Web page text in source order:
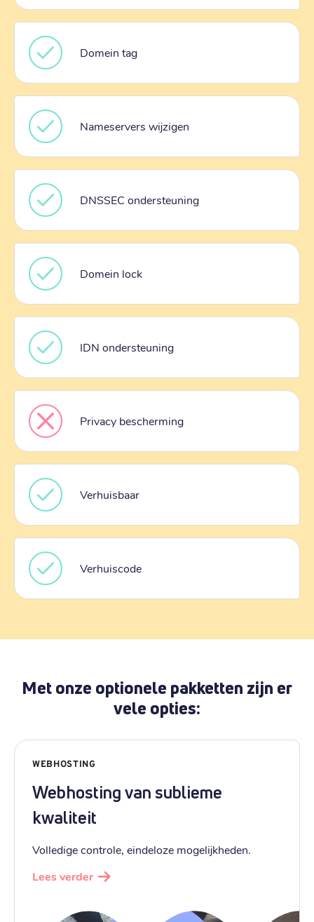
Domein tag
Nameservers wijzigen
DNSSEC ondersteuning
Domein lock
IDN ondersteuning
Privacy bescherming
Verhuisbaar
Verhuiscode
Met onze optionele pakketten zijn er
vele opties:
WEBHOSTING
Webhosting van sublieme
kwaliteit
Volledige controle, eindeloze mogelijkheden.
Lees verder